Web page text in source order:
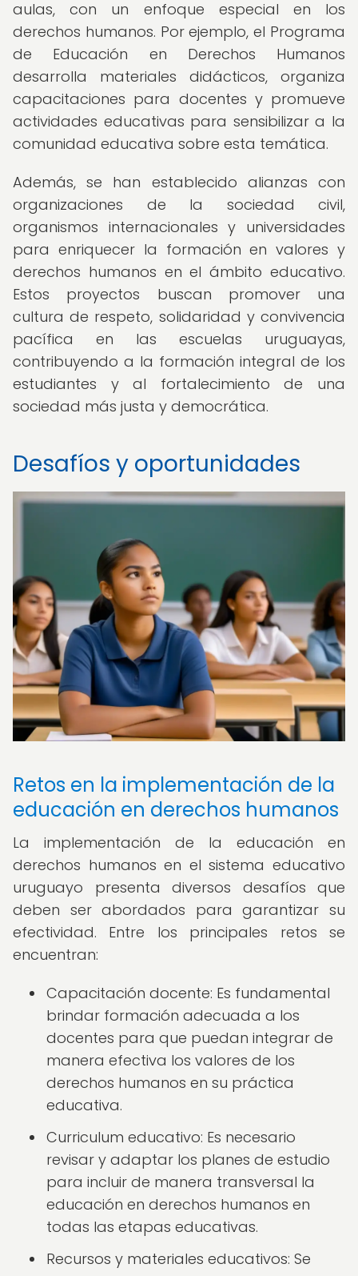
aulas, con un enfoque especial en los
derechos humanos. Por ejemplo, el Programa
de Educación en Derechos Humanos
desarrolla materiales didácticos, organiza
capacitaciones para docentes y promueve
actividades educativas para sensibilizar a la
comunidad educativa sobre esta temática.
Además, se han establecido alianzas con
organizaciones de la sociedad civil,
organismos internacionales y universidades
para enriquecer la formación en valores y
derechos humanos en el ámbito educativo.
Estos proyectos buscan promover una
cultura de respeto, solidaridad y convivencia
pacífica en las escuelas uruguayas,
contribuyendo a la formación integral de los
estudiantes y al fortalecimiento de una
sociedad más justa y democrática.
Desafíos y oportunidades
Retos en la implementación de la
educación en derechos humanos
La implementación de la educación en
derechos humanos en el sistema educativo
uruguayo presenta diversos desafíos que
deben ser abordados para garantizar su
efectividad. Entre los principales retos se
encuentran:
Capacitación docente: Es fundamental
brindar formación adecuada a los
docentes para que puedan integrar de
manera efectiva los valores de los
derechos humanos en su práctica
educativa.
Curriculum educativo: Es necesario
revisar y adaptar los planes de estudio
para incluir de manera transversal la
educación en derechos humanos en
todas las etapas educativas.
Recursos y materiales educativos: Se